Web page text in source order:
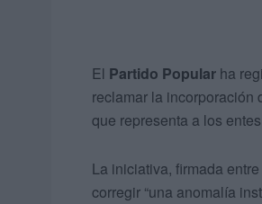
El Partido Popular ha
reclamar la incorporación
que representa a los
La iniciativa, firmada
corregir “una anomalía